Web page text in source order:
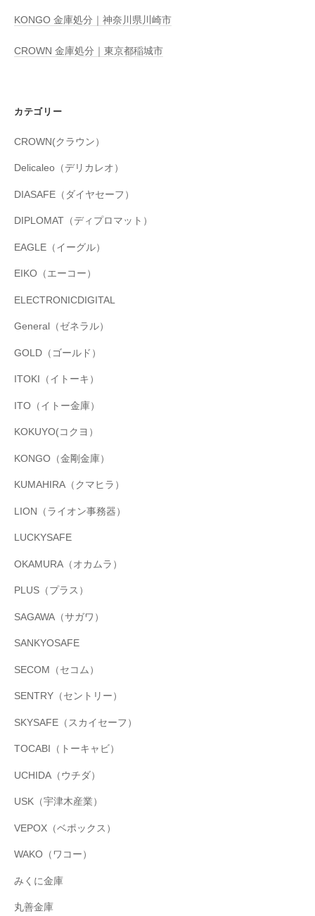
KONGO 金庫処分｜神奈川県川崎市
CROWN 金庫処分｜東京都稲城市
カテゴリー
CROWN(クラウン）
Delicaleo（デリカレオ）
DIASAFE（ダイヤセーフ）
DIPLOMAT（ディプロマット）
EAGLE（イーグル）
EIKO（エーコー）
ELECTRONICDIGITAL
General（ゼネラル）
GOLD（ゴールド）
ITOKI（イトーキ）
ITO（イトー金庫）
KOKUYO(コクヨ）
KONGO（金剛金庫）
KUMAHIRA（クマヒラ）
LION（ライオン事務器）
LUCKYSAFE
OKAMURA（オカムラ）
PLUS（プラス）
SAGAWA（サガワ）
SANKYOSAFE
SECOM（セコム）
SENTRY（セントリー）
SKYSAFE（スカイセーフ）
TOCABI（トーキャビ）
UCHIDA（ウチダ）
USK（宇津木産業）
VEPOX（ベポックス）
WAKO（ワコー）
みくに金庫
丸善金庫